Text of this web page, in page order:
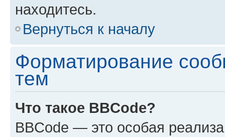
находитесь.
Вернуться к началу
Форматирование
тем
Что такое BBCode?
BBCode — это особая